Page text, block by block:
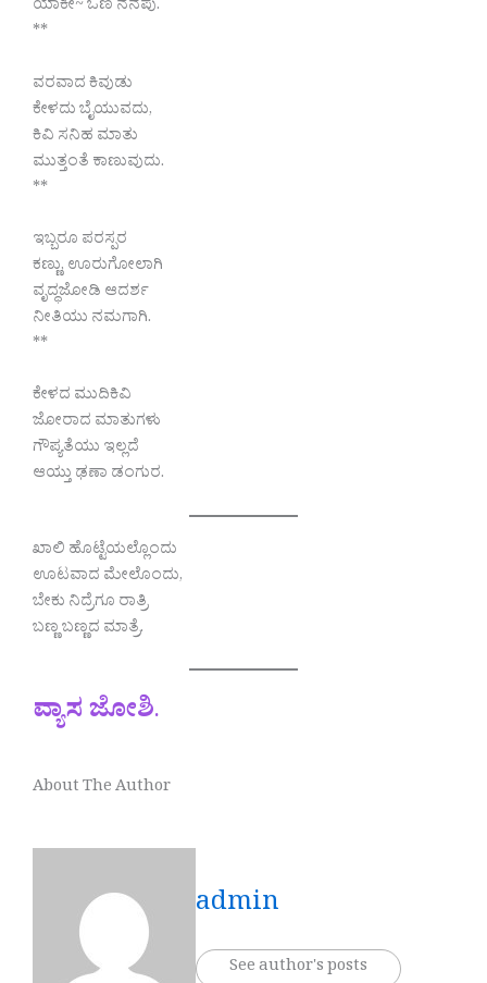
ಯಾಕೀ~ ಒಣ ನೆನಪು.
**
ವರವಾದ ಕಿವುಡು
ಕೇಳದು ಬೈಯುವದು,
ಕಿವಿ ಸನಿಹ ಮಾತು
ಮುತ್ತಂತೆ ಕಾಣುವುದು.
**
ಇಬ್ಬರೂ ಪರಸ್ಪರ
ಕಣ್ಣು, ಊರುಗೋಲಾಗಿ
ವೃದ್ಧಜೋಡಿ ಆದರ್ಶ
ನೀತಿಯು ನಮಗಾಗಿ.
**
ಕೇಳದ ಮುದಿಕಿವಿ
ಜೋರಾದ ಮಾತುಗಳು
ಗೌಪ್ಯತೆಯು ಇಲ್ಲದೆ
ಆಯ್ತು ಢಣಾ ಡಂಗುರ.
ಖಾಲಿ ಹೊಟ್ಟೆಯಲ್ಲೊಂದು
ಊಟವಾದ ಮೇಲೊಂದು,
ಬೇಕು ನಿದ್ರೆಗೂ ರಾತ್ರಿ
ಬಣ್ಣ ಬಣ್ಣದ ಮಾತ್ರೆ.
ವ್ಯಾಸ ಜೋಶಿ.
About The Author
admin
See author's posts